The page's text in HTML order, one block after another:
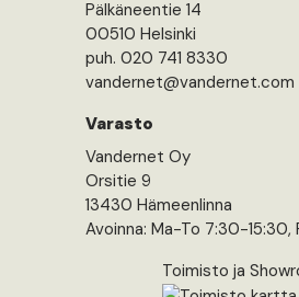
Pälkäneentie 14
00510 Helsinki
puh. 020 741 8330
vandernet@vandernet.com
Varasto
Vandernet Oy
Orsitie 9
13430 Hämeenlinna
Avoinna: Ma-To 7:30-
Toimisto ja